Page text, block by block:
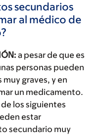
secundarios
al médico de
a pesar de que es
personas pueden
graves, y en
un medicamento.
los siguientes
estar
secundario muy